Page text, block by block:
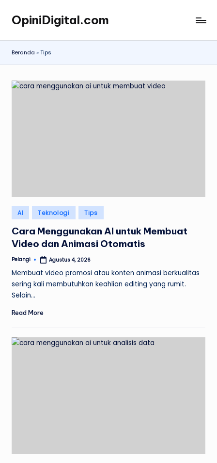
Skip
content
OpiniDigital.com
Opini
Digital
Terupdate
Beranda »Tips
Posted
in
AI Teknologi Tips
Cara Menggunakan AI untuk Membuat
Video dan Animasi Otomatis
Posted
Pelangi Agustus 4, 2026
Membuat video promosi atau konten animasi berkualitas
sering kali membutuhkan keahlian editing yang rumit.
Selain…
Read More